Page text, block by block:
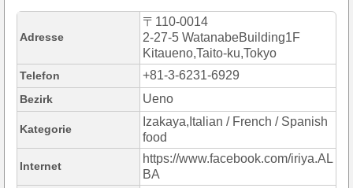
Adresse
〒110-0014
2-27-5 WatanabeBuilding1F
Kitaueno,Taito-ku,Tokyo
Telefon +81-3-6231-6929
Bezirk Ueno
Kategorie
Izakaya,Italian / French / Spanish
food
Internet
https://www.facebook.com/iriya.AL
BA